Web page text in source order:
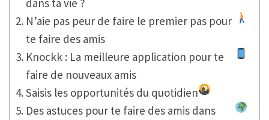
N’aie pas peur de faire le premier pas pour
te faire des amis
Knockk : La meilleure application pour te
faire de nouveaux amis
Saisis les opportunités du quotidien
Des astuces pour te faire des amis dans